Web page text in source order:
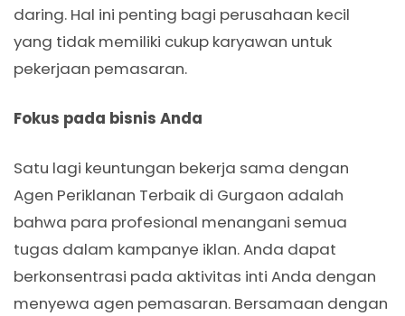
daring. Hal ini penting bagi perusahaan kecil
yang tidak memiliki cukup karyawan untuk
pekerjaan pemasaran.
Fokus pada bisnis Anda
Satu lagi keuntungan bekerja sama dengan
Agen Periklanan Terbaik di Gurgaon adalah
bahwa para profesional menangani semua
tugas dalam kampanye iklan. Anda dapat
berkonsentrasi pada aktivitas inti Anda dengan
menyewa agen pemasaran. Bersamaan dengan